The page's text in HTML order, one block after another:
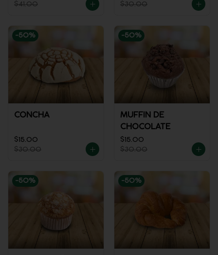
$41.00
$30.00
-50%
CONCHA
$15.00
$30.00
-50%
MUFFIN DE
CHOCOLATE
$15.00
$30.00
-50% -50%